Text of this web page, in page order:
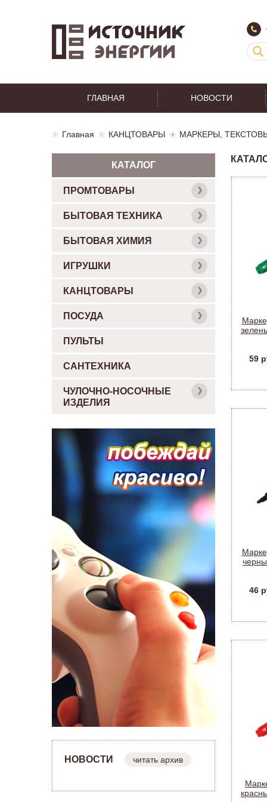
ГЛАВНАЯ НОВОСТИ
Главная КАНЦТОВАРЫ МАРКЕРЫ,
59
46
КАТАЛОГ
ПРОМТОВАРЫ
БЫТОВАЯ ТЕХНИКА
БЫТОВАЯ ХИМИЯ
ИГРУШКИ
КАНЦТОВАРЫ
ПОСУДА
ПУЛЬТЫ
САНТЕХНИКА
ЧУЛОЧНО-НОСОЧНЫЕ
ИЗДЕЛИЯ
НОВОСТИ читать архив